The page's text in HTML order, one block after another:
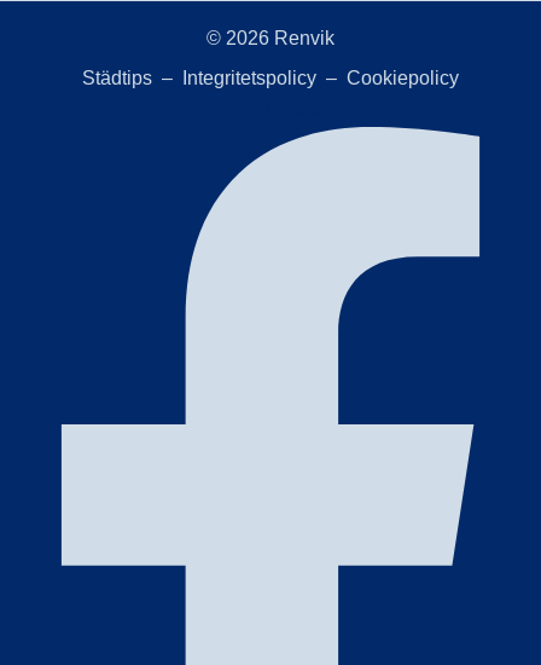
© 2026 Renvik
Städtips –
Integritetspolicy – Cookiepolicy